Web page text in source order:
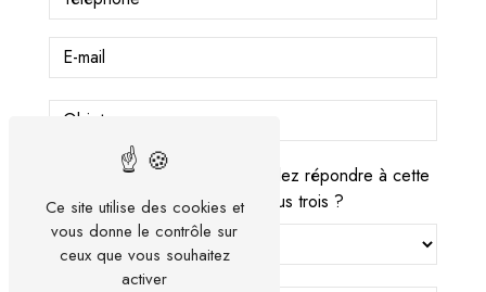
Vous n'êtes pas un robot, veuillez répondre à cette
question : combien font cinq plus trois ?
Ce site utilise des cookies et
vous donne le contrôle sur
ceux que vous souhaitez
activer